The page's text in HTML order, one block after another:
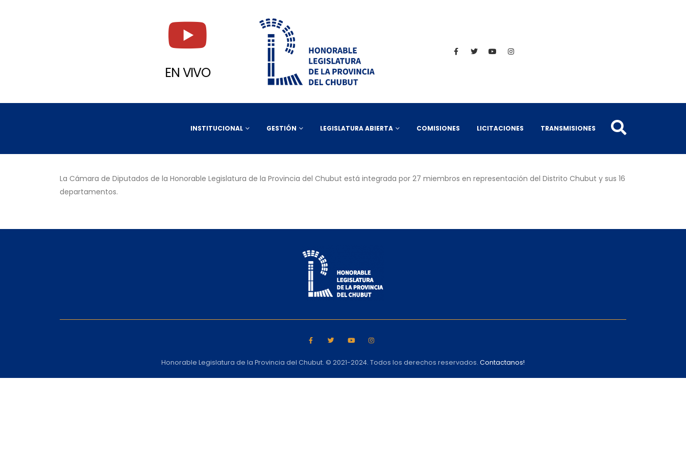
EN VIVO
INSTITUCIONAL GESTIÓN LEGISLATURA ABIERTA COMISIONES LICITACIONES TRANSMISIONES
La Cámara de Diputados de la Honorable Legislatura de la Provincia del Chubut está integrada por 27 miembros en representación del Distrito Chubut y sus 16
departamentos.
Honorable Legislatura de la Provincia del Chubut. © 2021-2024. Todos los derechos reservados. Contactanos!